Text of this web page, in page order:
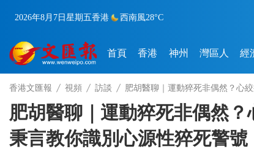
2026年8月7日 星期五香港 西南風28°C
首頁 香港 神州 灣區人 經
香港文匯報 視頻 訪談 肥胡醫聊｜運動猝死非偶然？心
肥胡醫聊｜運動猝死非偶然
秉言教你識別心源性猝死警號